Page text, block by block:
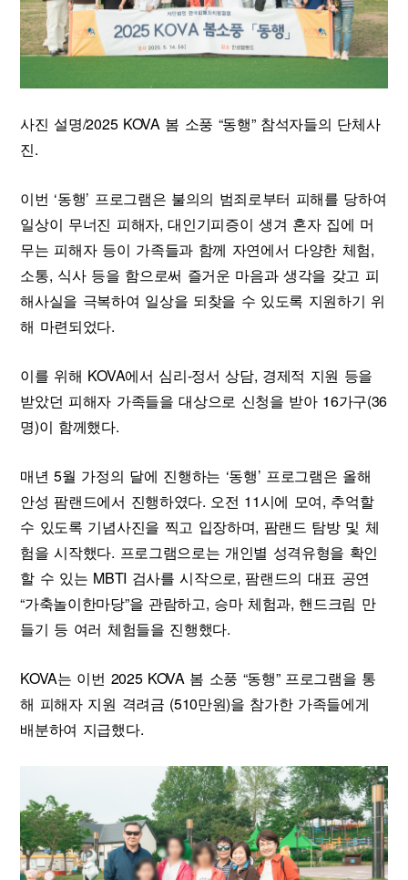
사진 설명/2025 KOVA 봄 소풍 “동행” 참석자들의 단체사
진.
이번 ‘동행’ 프로그램은 불의의 범죄로부터 피해를 당하여
일상이 무너진 피해자, 대인기피증이 생겨 혼자 집에 머
무는 피해자 등이 가족들과 함께 자연에서 다양한 체험,
소통, 식사 등을 함으로써 즐거운 마음과 생각을 갖고 피
해사실을 극복하여 일상을 되찾을 수 있도록 지원하기 위
해 마련되었다.
이를 위해 KOVA에서 심리-정서 상담, 경제적 지원 등을
받았던 피해자 가족들을 대상으로 신청을 받아 16가구(36
명)이 함께했다.
매년 5월 가정의 달에 진행하는 ‘동행’ 프로그램은 올해
안성 팜랜드에서 진행하였다. 오전 11시에 모여, 추억할
수 있도록 기념사진을 찍고 입장하며, 팜랜드 탐방 및 체
험을 시작했다. 프로그램으로는 개인별 성격유형을 확인
할 수 있는 MBTI 검사를 시작으로, 팜랜드의 대표 공연
“가축놀이한마당”을 관람하고, 승마 체험과, 핸드크림 만
들기 등 여러 체험들을 진행했다.
KOVA는 이번 2025 KOVA 봄 소풍 “동행” 프로그램을 통
해 피해자 지원 격려금 (510만원)을 참가한 가족들에게
배분하여 지급했다.